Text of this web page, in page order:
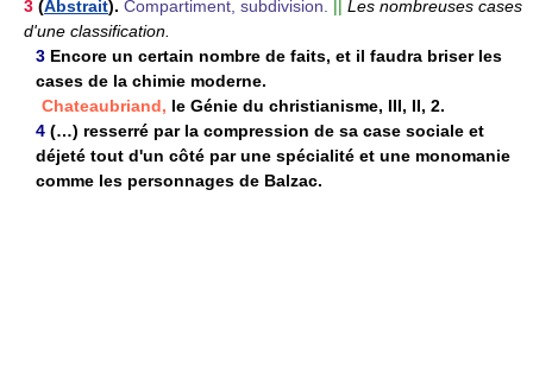
3 (Abstrait). Compartiment, subdivision. || Les nombreuses cases
d'une classification.
3 Encore un certain nombre de faits, et il faudra briser les
cases de la chimie moderne.
Chateaubriand, le Génie du christianisme, III, II, 2.
4 (…) resserré par la compression de sa case sociale et
déjeté tout d'un côté par une spécialité et une monomanie
comme les personnages de Balzac.